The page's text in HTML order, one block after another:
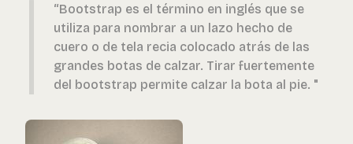
“Bootstrap es el término en inglés que se
utiliza para nombrar a un lazo hecho de
cuero o de tela recia colocado atrás de las
grandes botas de calzar. Tirar fuertemente
del bootstrap permite calzar la bota al pie. "